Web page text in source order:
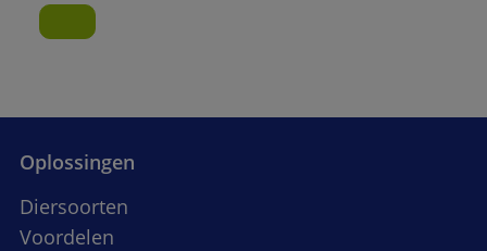
Oplossingen
Diersoorten
Voordelen